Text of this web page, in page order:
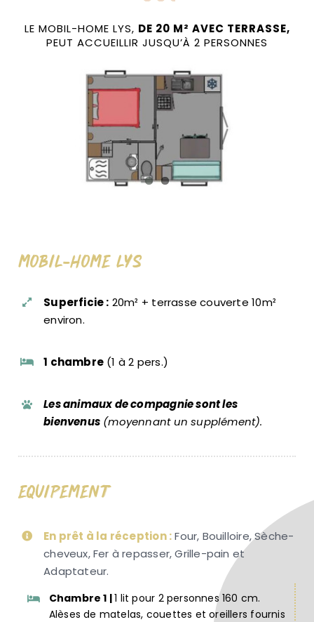
LE MOBIL-HOME LYS, DE 20 M² AVEC TERRASSE,
PEUT ACCUEILLIR JUSQU’À 2 PERSONNES
Mobil-Home Lys
Superficie : 20m² + terrasse couverte 10m²
environ.
1 chambre(1 à 2 pers.)
Les animaux de compagnie sont les
bienvenus(moyennant un supplément).
Equipement
Chambre 1 |1 lit pour 2 personnes 160 cm.
Alèses de matelas, couettes et oreillers fournis
En prêt à la réception :Four, Bouilloire, Sèche-
cheveux, Fer à repasser, Grille-pain et
Adaptateur.